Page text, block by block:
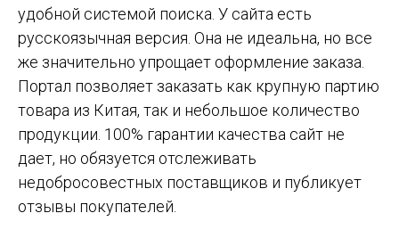
удобной системой поиска. У сайта есть
русскоязычная версия. Она не идеальна, но все
же значительно упрощает оформление заказа.
Портал позволяет заказать как крупную партию
товара из Китая, так и небольшое количество
продукции. 100% гарантии качества сайт не
дает, но обязуется отслеживать
недобросовестных поставщиков и публикует
отзывы покупателей.